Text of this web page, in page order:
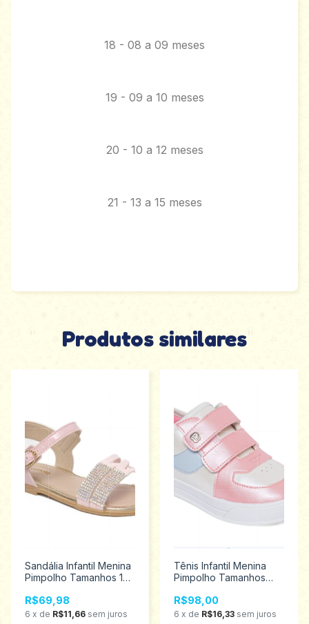
18 - 08 a 09 meses
19 - 09 a 10 meses
20 - 10 a 12 meses
21 - 13 a 15 meses
Produtos similares
Sandália Infantil Menina
Pimpolho Tamanhos 16
R$69,98
6 x de R$11,66 sem juros
Tênis Infantil Menina
Pimpolho Tamanhos
R$98,00
6 x de R$16,33 sem juros